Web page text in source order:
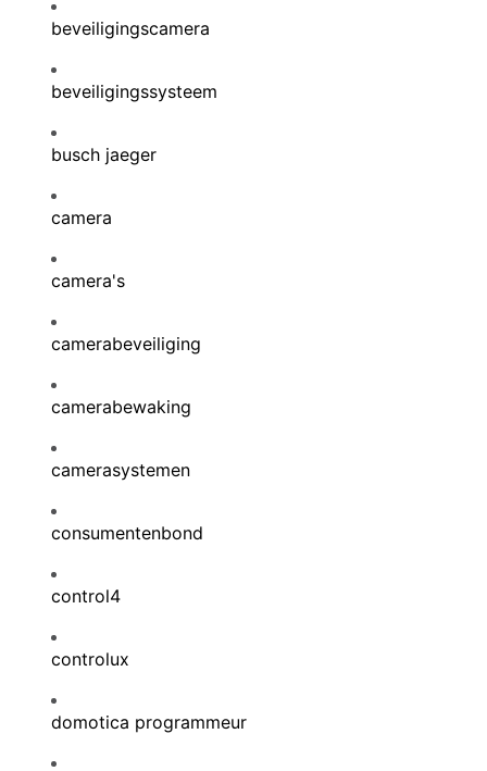
beveiligingscamera
beveiligingssysteem
busch jaeger
camera
camera's
camerabeveiliging
camerabewaking
camerasystemen
consumentenbond
control4
controlux
domotica programmeur